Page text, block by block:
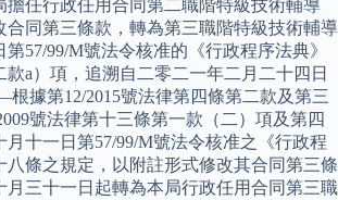
擔任行政任用合同第二職階特級技術輔導
合同第三條款，轉為第三職階特級技術輔導
57/99/M號法令核准的《行政程序法典》
a）項，追溯自二零二一年二月二十四日
據第12/2015號法律第四條第二款及第三
號法律第十三條第一款（二）項及第四
十一日第57/99/M號法令核准之《行政程
八條之規定，以附註形式修改其合同第三條
月三十一日起轉為本局行政任用合同第三職